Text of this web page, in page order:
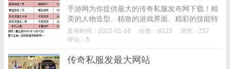
手游网为你提供最大的传奇私服发布网下载！精
美的人物造型、精致的游戏界面、精彩的技能特
效尽揽其中。如果您是曾在沙城之战中流过血的
老英雄，您当然能一眼感受到别样的精彩!爆率全
发布时间：2022-01-18 分类： sf123
浏览：257
评论：5
传奇私服发最大网站